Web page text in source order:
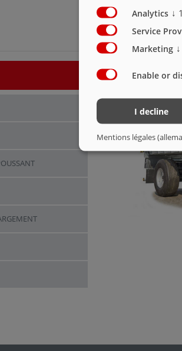
Analytics ↓ 1
Service
Marketing ↓
Enable or
I decline
Mentions légales